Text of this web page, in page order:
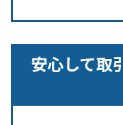
安心して取